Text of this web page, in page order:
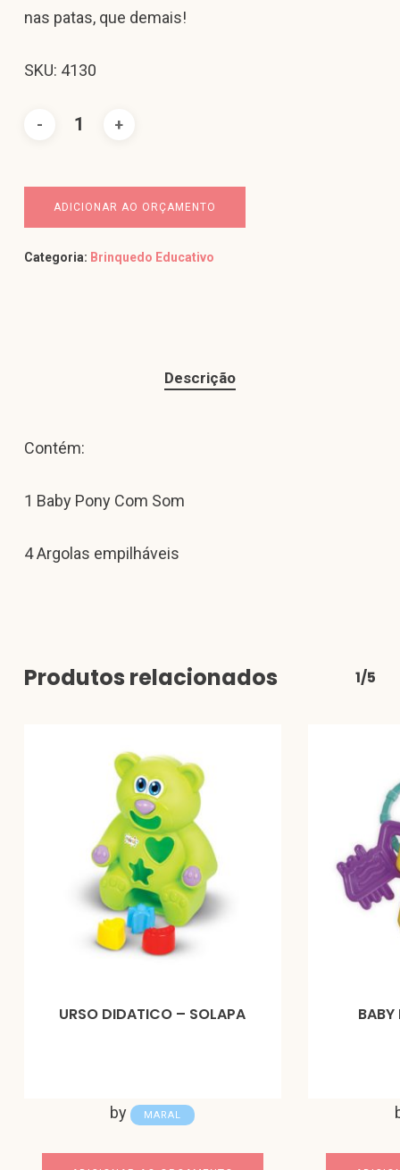
nas patas, que demais!
SKU: 4130
ADICIONAR AO ORÇAMENTO
Categoria: Brinquedo Educativo
Descrição
Contém:
1 Baby Pony Com Som
4 Argolas empilháveis
Produtos relacionados 1/5
URSO DIDATICO – SOLAPA
by MARAL
BABY